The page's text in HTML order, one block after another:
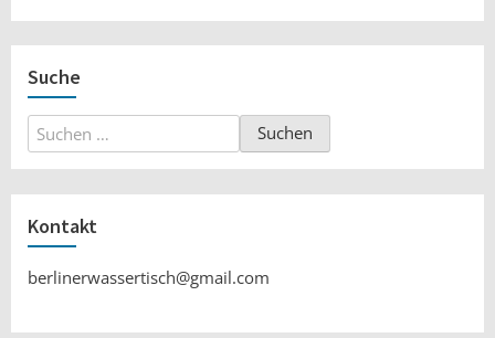
Suche
Suchen
nach:
Kontakt
berlinerwassertisch@gmail.com